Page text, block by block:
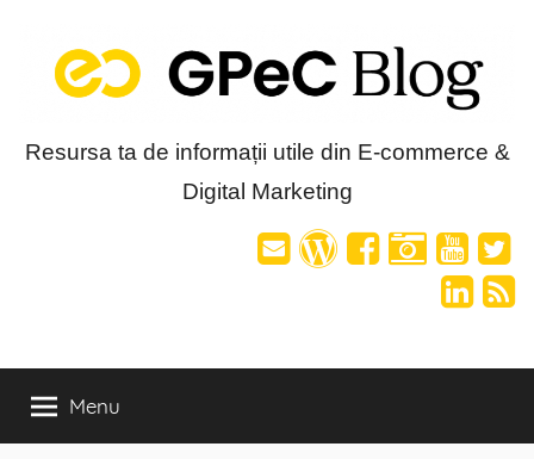
content
Blog-
Resursa ta de informații utile din E-commerce &
Digital Marketing
Menu